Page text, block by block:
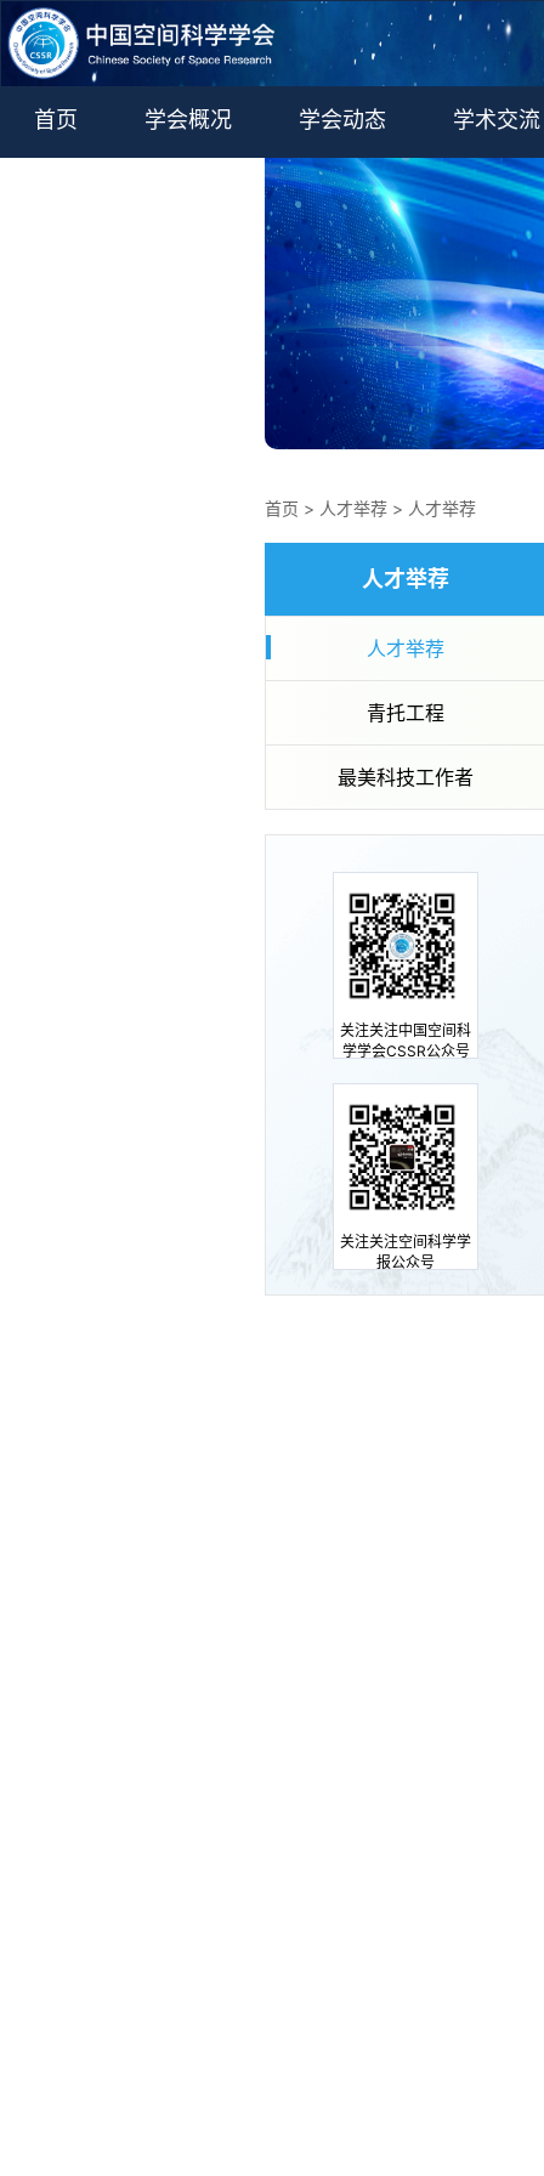
首页 学会概况 学会动态 学术交流
首页 > 人才举荐 > 人才举荐
人才举荐
人才举荐
青托工程
最美科技工作者
关注关注中国空间科
学学会CSSR公众号
关注关注空间科学学
报公众号